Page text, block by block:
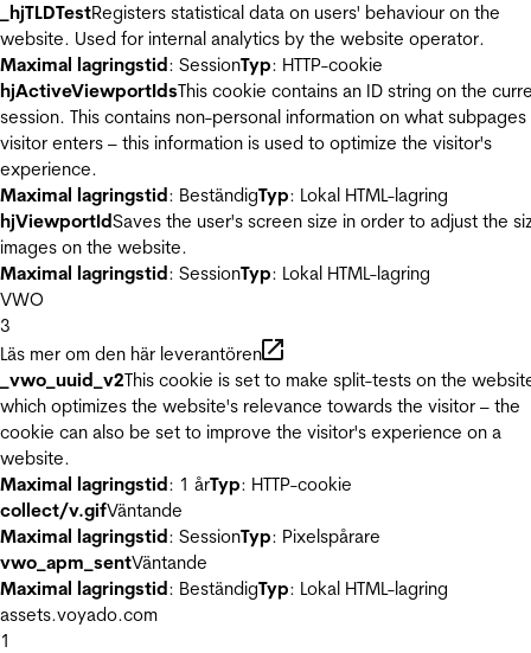
_hjTLDTestRegisters statistical data on users' behaviour on the
website. Used for internal analytics by the website operator.
Maximal lagringstid: SessionTyp: HTTP-cookie
hjActiveViewportIdsThis cookie contains an ID string on the
session. This contains non-personal information on what
visitor enters – this information is used to optimize the visitor's
experience.
Maximal lagringstid: BeständigTyp: Lokal HTML-lagring
hjViewportIdSaves the user's screen size in order to adjust the
images on the website.
Maximal lagringstid: SessionTyp: Lokal HTML-lagring
VWO
3
Läs mer om den här leverantören
_vwo_uuid_v2This cookie is set to make split-tests on the
which optimizes the website's relevance towards the visitor – the
cookie can also be set to improve the visitor's experience on a
website.
Maximal lagringstid: 1 årTyp: HTTP-cookie
collect/v.gifVäntande
Maximal lagringstid: SessionTyp: Pixelspårare
vwo_apm_sentVäntande
Maximal lagringstid: BeständigTyp: Lokal HTML-lagring
assets.voyado.com
1